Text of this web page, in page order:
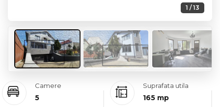
1 / 13
Camere
5
Suprafata utila
165 mp